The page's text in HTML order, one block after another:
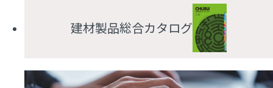
建材製品総合カタログ